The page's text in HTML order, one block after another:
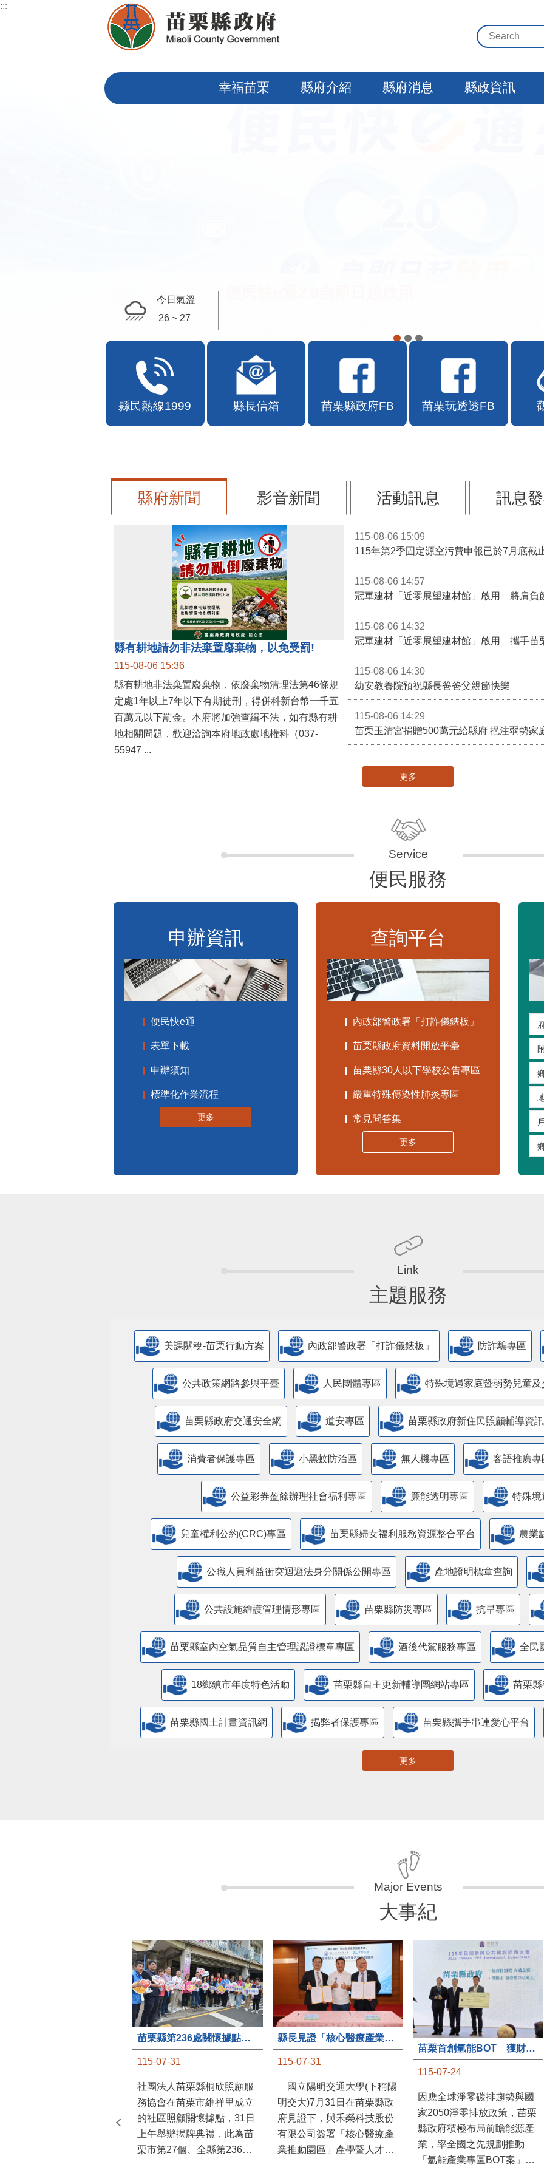
跳到主要內容區塊
:::
幸福苗栗 縣府介紹 縣府消息 縣政資訊
今日氣溫
26 ~ 27
縣民熱線1999 縣長信箱 苗栗縣政府FB 苗栗玩透透FB
縣府新聞 影音新聞 活動訊息 訊息
縣有耕地請勿非法棄置廢棄物，以免受罰!
115-08-06 15:36
縣有耕地非法棄置廢棄物，依廢棄物清理法第46條規
定處1年以上7年以下有期徒刑，得併科新台幣一千五
百萬元以下罰金。本府將加強查緝不法，如有縣有耕
地相關問題，歡迎洽詢本府地政處地權科（037-
115-08-06 15:09
115-08-06 14:57
冠軍建材「近零展望建材館」啟用 將肩負
115-08-06 14:32
冠軍建材「近零展望建材館」啟用 攜手苗
115-08-06 14:30
幼安教養院預祝縣長爸爸父親節快樂
115-08-06 14:29
苗栗玉清宮捐贈500萬元給縣府 挹注弱勢家
更多
便民服務
申辦資訊
便民快e通
表單下載
申辦須知
標準化作業流程
更多
查詢平台
內政部警政署「打詐儀錶板」
苗栗縣政府資料開放平臺
苗栗縣30人以下學校公告專區
嚴重特殊傳染性肺炎專區
常見問答集
更多
主題服務
美課關稅-苗栗行動方案 內政部警政署「打詐儀錶板」 防詐騙專區
公共政策網路參與平臺 人民團體專區 特殊境遇家庭暨弱勢兒童
苗栗縣政府交通安全網 道安專區 苗栗縣政府新住民照顧輔導資
消費者保護專區 小黑蚊防治區 無人機專區 客語推廣專
公益彩券盈餘辦理社會福利專區 廉能透明專區 特殊境
兒童權利公約(CRC)專區 苗栗縣婦女福利服務資源整合平台 農業
公職人員利益衝突迴避法身分關係公開專區 產地證明標章查詢
​公共設施維護管理情形專區 苗栗縣防災專區 抗旱專區
苗栗縣室內空氣品質自主管理認證標章專區 酒後代駕服務專區 全民
18鄉鎮市年度特色活動 苗栗縣自主更新輔導團網站專區 苗栗
苗栗縣國土計畫資訊網 揭弊者保護專區 苗栗縣攜手串連愛心平台
更多
大事紀
苗栗縣第236處關懷據點在苗栗市維祥里揭牌
115-07-31
社團法人苗栗縣桐欣照顧服
務協會在苗栗市維祥里成立
的社區照顧關懷據點，31日
上午舉辦揭牌典禮，此為苗
栗市第27個、全縣第236處
115-07-31
國立陽明交通大學(下稱陽
明交大)7月31日在苗栗縣政
府見證下，與禾榮科技股份
有限公司簽署「核心醫療產
業推動園區」產學暨人才培
苗栗首創氫能BOT 獲財政部「突破之翼」肯定
115-07-24
因應全球淨零碳排趨勢與國
家2050淨零排放政策，苗栗
縣政府積極布局前瞻能源產
業，率全國之先規劃推動
「氫能產業專區BOT案」，